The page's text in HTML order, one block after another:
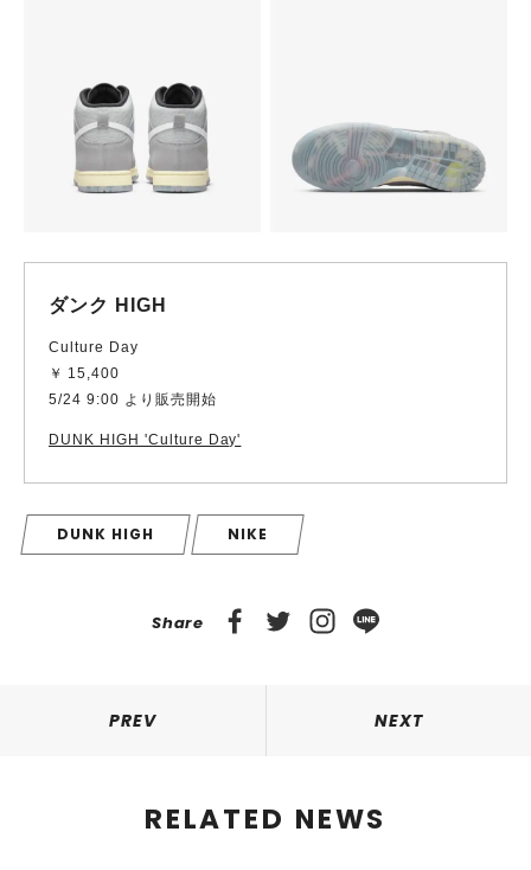
ダンク HIGH
Culture Day
￥ 15,400
5/24 9:00 より販売開始
DUNK HIGH 'Culture Day'
DUNK HIGH NIKE
Share
PREV NEXT
RELATED NEWS